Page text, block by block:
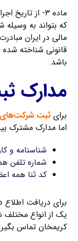
ماده ۳- از
که بتواند به وسیله
مالی در ایران
قانونی شناخته شده
باشد.
مدارک
برایثبت
اما مدارک مشترک
شناسنامه و
شماره تلفن
کد ثنا همه
برای دریافت اطلاع
یک از انواع
کریمخان تماس